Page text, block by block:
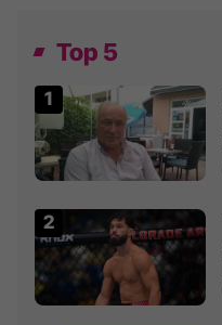
Top 5